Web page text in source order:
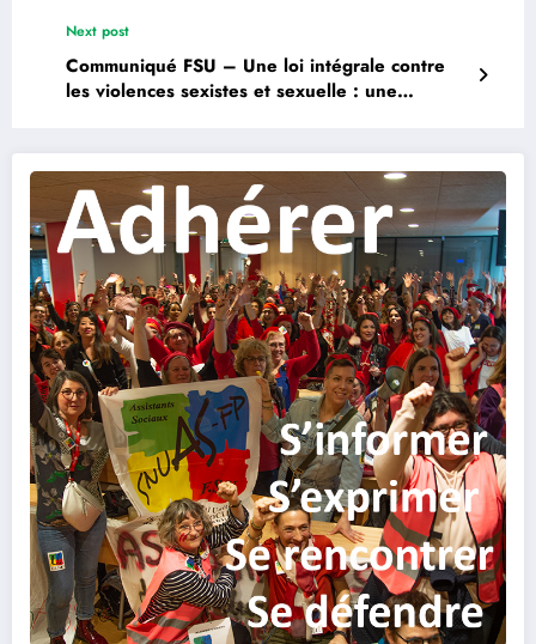
Next post
Communiqué FSU – Une loi intégrale contre
les violences sexistes et sexuelle : une